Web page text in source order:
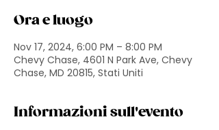
Ora e luogo
Nov 17, 2024, 6:00 PM – 8:00 PM
Chevy Chase, 4601 N Park Ave, Chevy
Chase, MD 20815, Stati Uniti
Informazioni sull'evento